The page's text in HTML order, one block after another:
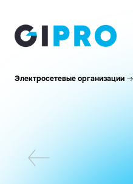
Электросетевые организации